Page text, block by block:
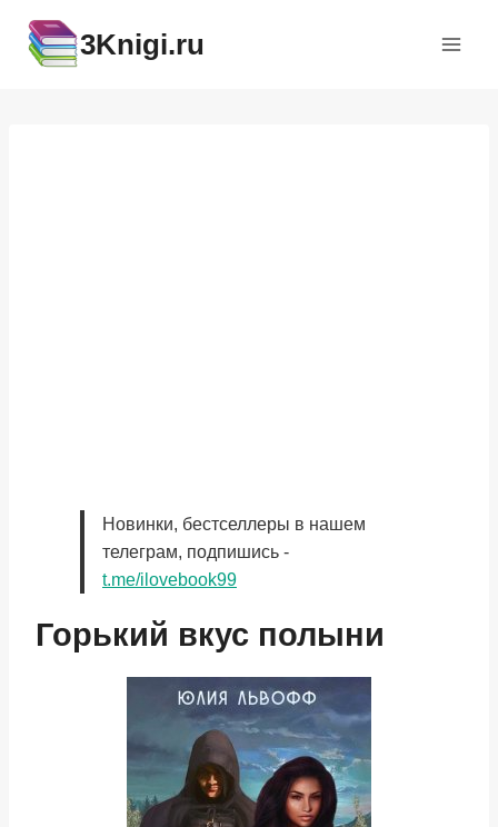
содержимому
3Knigi.ru
Новинки, бестселлеры в нашем
телеграм, подпишись -
t.me/ilovebook99
Горький вкус полыни